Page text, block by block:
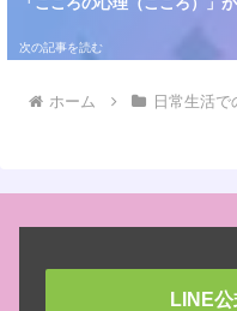
ホーム 日常生活で
LINE